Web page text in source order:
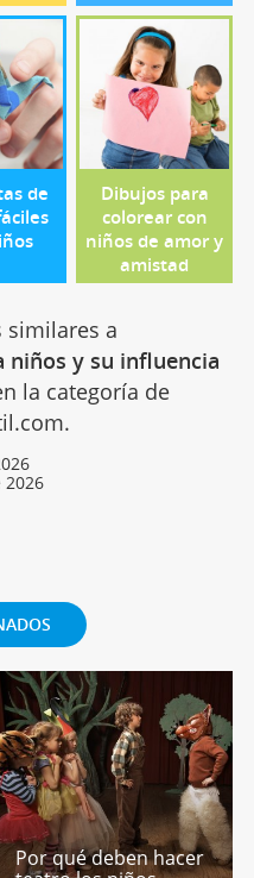
de
Dibujos para
colorear con
niños de amor y
amistad
similares a
y su influencia
la categoría de
Por qué deben hacer